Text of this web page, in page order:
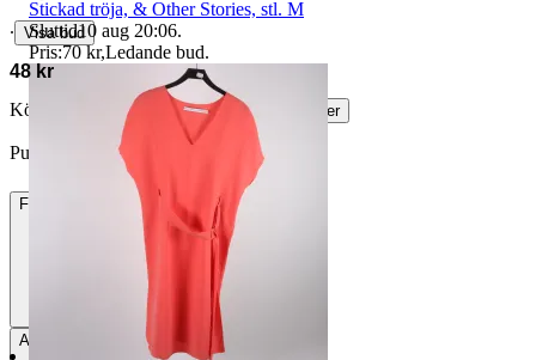
∙ Visa bud
48 kr
Köparskydd är valfritt hos företag.
Läs mer
Puffymoonkin vann auktionen
Frakt
Avhämtning Stockholm, Sverige
Stickad tröja, & Other Stories, stl. M
Sluttid10 aug 20:06.
Pris:70 kr,Ledande bud.